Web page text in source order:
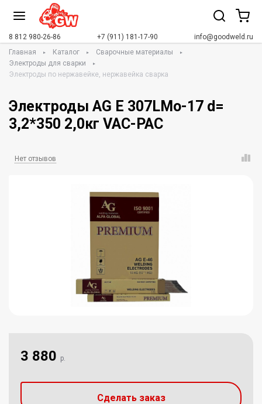
8 812 980-26-86 +7 (911) 181-17-90
info@goodweld.ru
Главная
Каталог
Сварочные материалы
Электроды для сварки
Электроды по нержавейке, нержавейка сварка
Электроды AG E 307LMo-17 d=
3,2*350 2,0кг VAC-PAC
Нет отзывов
3 880 р.
Сделать заказ